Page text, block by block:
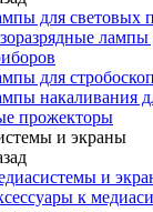
для световых
лампы
для
накаливания
прожекторы
и экраны
и
к